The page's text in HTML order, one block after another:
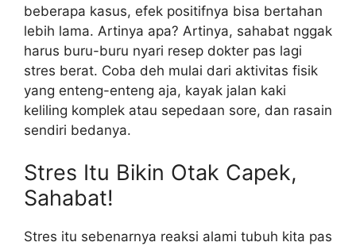
beberapa kasus, efek positifnya bisa bertahan
lebih lama. Artinya apa? Artinya, sahabat nggak
harus buru-buru nyari resep dokter pas lagi
stres berat. Coba deh mulai dari aktivitas fisik
yang enteng-enteng aja, kayak jalan kaki
keliling komplek atau sepedaan sore, dan rasain
sendiri bedanya.
Stres Itu Bikin Otak Capek,
Sahabat!
Stres itu sebenarnya reaksi alami tubuh kita pas